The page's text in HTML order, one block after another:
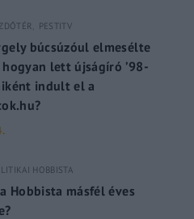
PESTITV
búcsúzóul elmesélte
hogyan lett újságíró ’98-
indult el a
HOBBISTA
Hobbista másfél éves